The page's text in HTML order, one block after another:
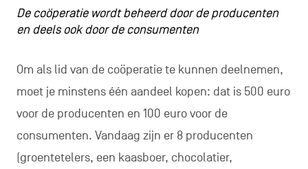
De coöperatie wordt beheerd door de producenten
en deels ook door de consumenten
Om als lid van de coöperatie te kunnen deelnemen,
moet je minstens één aandeel kopen: dat is 500 euro
voor de producenten en 100 euro voor de
consumenten. Vandaag zijn er 8 producenten
(groentetelers, een kaasboer, chocolatier,